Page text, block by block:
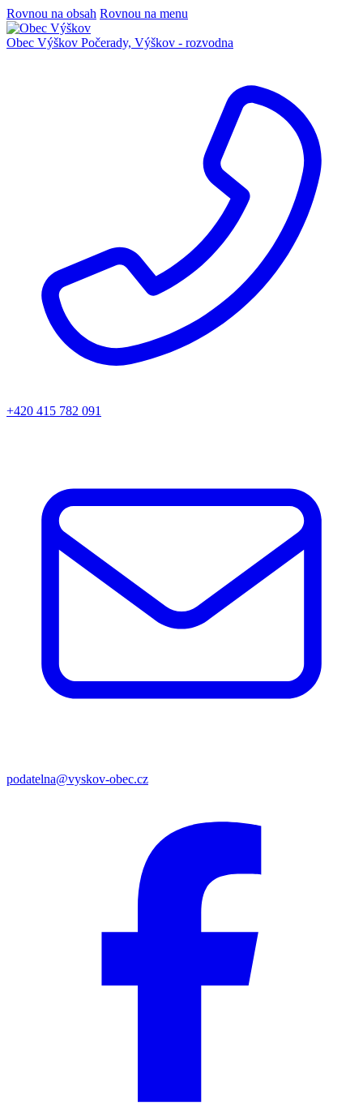
Rovnou na obsah Rovnou na menu
Obec Výškov Počerady, Výškov - rozvodna
+420 415 782 091
podatelna@vyskov-obec.cz